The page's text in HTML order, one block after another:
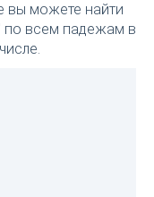
вы можете найти
по всем падежам в